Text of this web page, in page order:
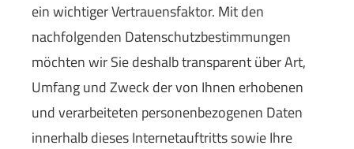
ein wichtiger Vertrauensfaktor. Mit den
nachfolgenden Datenschutzbestimmungen
möchten wir Sie deshalb transparent über Art,
Umfang und Zweck der von Ihnen erhobenen
und verarbeiteten personenbezogenen Daten
innerhalb dieses Internetauftritts sowie Ihre